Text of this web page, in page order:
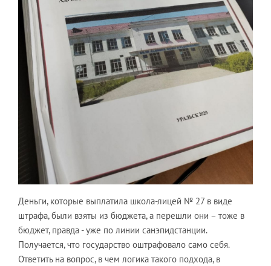
Деньги, которые выплатила школа-лицей № 27 в виде
штрафа, были взяты из бюджета, а перешли они – тоже в
бюджет, правда - уже по линии санэпидстанции.
Получается, что государство оштрафовало само себя.
Ответить на вопрос, в чем логика такого подхода, в